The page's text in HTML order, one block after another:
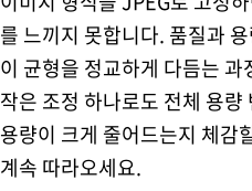
를 느끼지 못합니다. 품질과
이 균형을 정교하게 다듬는
작은 조정 하나로도 전체 용
용량이 크게 줄어드는지 체감
계속 따라오세요.